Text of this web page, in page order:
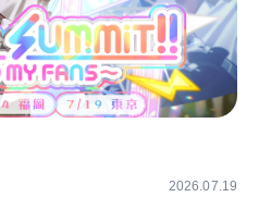
2026.07.19